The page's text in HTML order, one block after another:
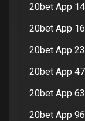
20bet App 14
20bet App
20bet App
20bet App
20bet App
20bet App